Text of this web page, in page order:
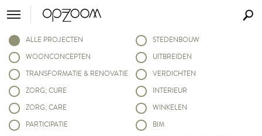
ALLE PROJECTEN
WOONCONCEPTEN
TRANSFORMATIE & RENOVATIE
ZORG; CURE
ZORG; CARE
PARTICIPATIE
STEDENBOUW
UITBREIDEN
VERDICHTEN
INTERIEUR
WINKELEN
BIM